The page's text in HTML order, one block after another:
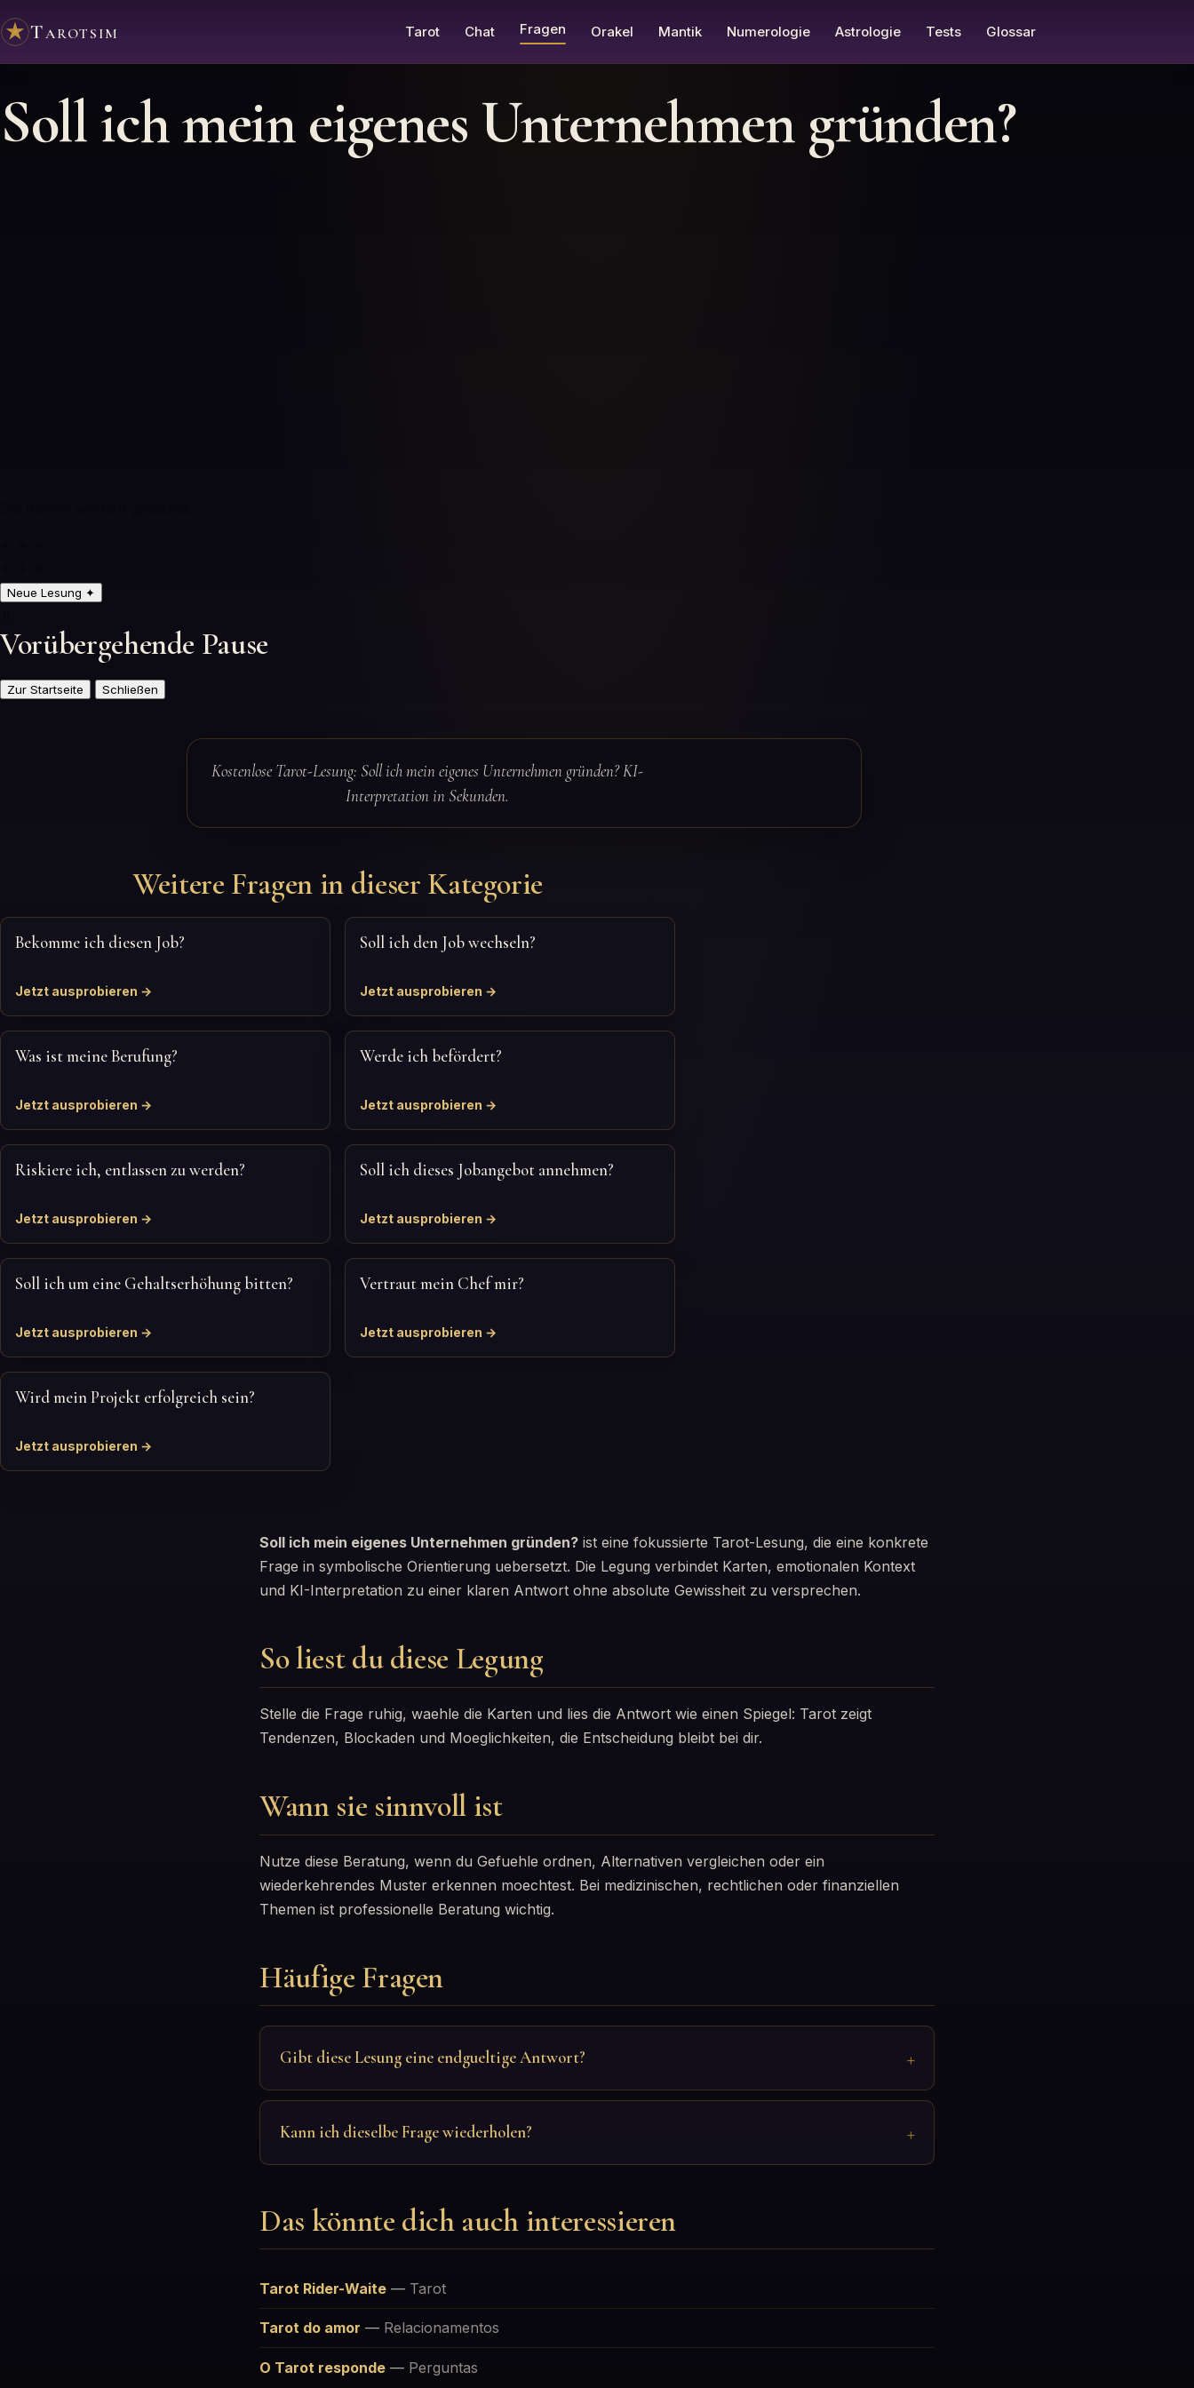
Tarotsim Tarot Chat Fragen Orakel Mantik Numerologie Astrologie Tests Glossar
Soll ich mein eigenes Unternehmen gründen?
Neue Lesung ✦
Vorübergehende Pause
Zur Startseite Schließen
Kostenlose Tarot-Lesung: Soll ich mein eigenes Unternehmen gründen? KI-
Interpretation in Sekunden.
Weitere Fragen in dieser Kategorie
Bekomme ich diesen Job?
Jetzt ausprobieren →
Soll ich den Job wechseln?
Jetzt ausprobieren →
Was ist meine Berufung?
Jetzt ausprobieren →
Werde ich befördert?
Jetzt ausprobieren →
Riskiere ich, entlassen zu werden?
Jetzt ausprobieren →
Soll ich dieses Jobangebot annehmen?
Jetzt ausprobieren →
Soll ich um eine Gehaltserhöhung bitten?
Jetzt ausprobieren →
Vertraut mein Chef mir?
Jetzt ausprobieren →
Wird mein Projekt erfolgreich sein?
Jetzt ausprobieren →
Soll ich mein eigenes Unternehmen gründen? ist eine fokussierte Tarot-Lesung, die eine konkrete
Frage in symbolische Orientierung uebersetzt. Die Legung verbindet Karten, emotionalen Kontext
und KI-Interpretation zu einer klaren Antwort ohne absolute Gewissheit zu versprechen.
So liest du diese Legung
Stelle die Frage ruhig, waehle die Karten und lies die Antwort wie einen Spiegel: Tarot zeigt
Tendenzen, Blockaden und Moeglichkeiten, die Entscheidung bleibt bei dir.
Wann sie sinnvoll ist
Nutze diese Beratung, wenn du Gefuehle ordnen, Alternativen vergleichen oder ein
wiederkehrendes Muster erkennen moechtest. Bei medizinischen, rechtlichen oder finanziellen
Themen ist professionelle Beratung wichtig.
Häufige Fragen
Gibt diese Lesung eine endgueltige Antwort?
Kann ich dieselbe Frage wiederholen?
Das könnte dich auch interessieren
Tarot Rider-Waite — Tarot
Tarot do amor — Relacionamentos
O Tarot responde — Perguntas